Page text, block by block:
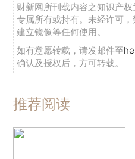
财新网所刊载内容之知识产
专属所有或持有。未经许可
建立镜像等任何使用。
如有意愿转载，请发邮件至
确认及授权后，方可转载。
推荐阅读